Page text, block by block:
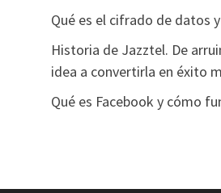
Qué es el cifrado de datos
Historia de Jazztel. De
idea a convertirla en éxito
Qué es Facebook y cómo